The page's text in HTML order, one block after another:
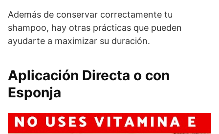
Además de conservar correctamente tu
shampoo, hay otras prácticas que pueden
ayudarte a maximizar su duración.
Aplicación Directa o con
Esponja